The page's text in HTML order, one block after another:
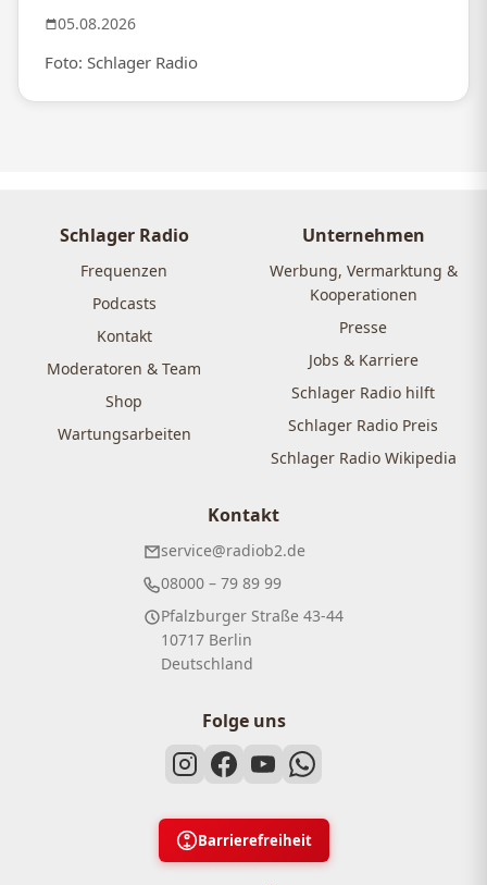
05.08.2026
Foto: Schlager Radio
Schlager Radio
Frequenzen
Podcasts
Kontakt
Moderatoren & Team
Shop
Wartungsarbeiten
Unternehmen
Werbung, Vermarktung &
Kooperationen
Presse
Jobs & Karriere
Schlager Radio hilft
Schlager Radio Preis
Schlager Radio Wikipedia
Kontakt
service@radiob2.de
08000 – 79 89 99
Pfalzburger Straße 43-44
10717 Berlin
Deutschland
Folge uns
Barrierefreiheit